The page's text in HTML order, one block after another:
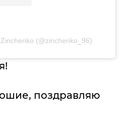
(@zinchenko_96)
поздравляю